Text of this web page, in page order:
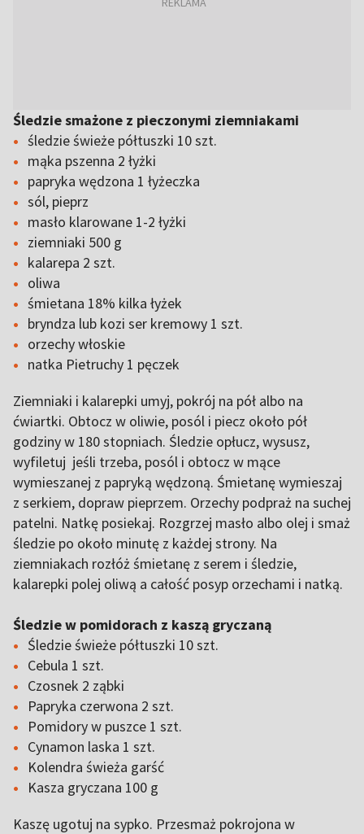
Śledzie smażone z pieczonymi ziemniakami
śledzie świeże półtuszki 10 szt.
mąka pszenna 2 łyżki
papryka wędzona 1 łyżeczka
sól, pieprz
masło klarowane 1-2 łyżki
ziemniaki 500 g
kalarepa 2 szt.
oliwa
śmietana 18% kilka łyżek
bryndza lub kozi ser kremowy 1 szt.
orzechy włoskie
natka Pietruchy 1 pęczek
Ziemniaki i kalarepki umyj, pokrój na pół albo na
ćwiartki. Obtocz w oliwie, posól i piecz około pół
godziny w 180 stopniach. Śledzie opłucz, wysusz,
wyfiletuj jeśli trzeba, posól i obtocz w mące
wymieszanej z papryką wędzoną. Śmietanę wymieszaj
z serkiem, dopraw pieprzem. Orzechy podpraż na suchej
patelni. Natkę posiekaj. Rozgrzej masło albo olej i smaż
śledzie po około minutę z każdej strony. Na
ziemniakach rozłóż śmietanę z serem i śledzie,
kalarepki polej oliwą a całość posyp orzechami i natką.
Śledzie w pomidorach z kaszą gryczaną
Śledzie świeże półtuszki 10 szt.
Cebula 1 szt.
Czosnek 2 ząbki
Papryka czerwona 2 szt.
Pomidory w puszce 1 szt.
Cynamon laska 1 szt.
Kolendra świeża garść
Kasza gryczana 100 g
Kaszę ugotuj na sypko. Przesmaż pokrojona w